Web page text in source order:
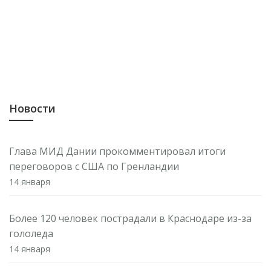
Новости
переговоров с США по Гренландии
14 января
гололеда
14 января